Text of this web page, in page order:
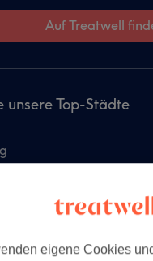
Auf Treatwell
unsere Top-Städte
eigene Cookies